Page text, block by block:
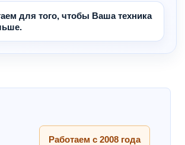
для того, чтобы Ваша техника
Работаем с 2008 года